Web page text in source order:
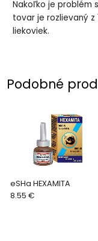
Nakoľko je problém
tovar je rozlievaný z
liekoviek.
Podobné
eSHa HEXAMITA
8.55 €